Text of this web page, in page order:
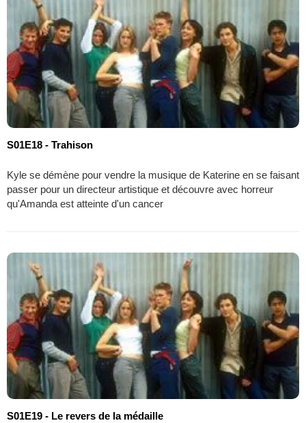
S01E18 - Trahison
Kyle se démène pour vendre la musique de Katerine en se faisant
passer pour un directeur artistique et découvre avec horreur
qu'Amanda est atteinte d'un cancer
S01E19 - Le revers de la médaille